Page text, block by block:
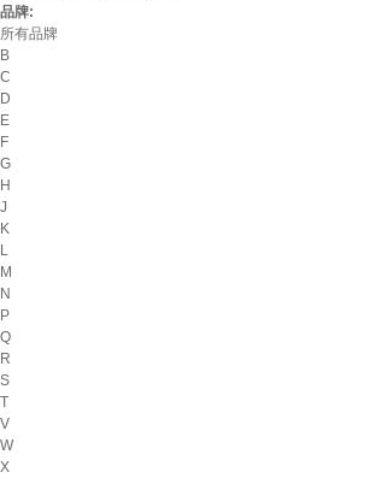
品牌:
所有品牌
B
C
D
E
F
G
H
J
K
L
M
N
P
Q
R
S
T
V
W
X